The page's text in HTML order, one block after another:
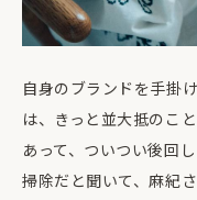
自身のブランドを手掛
は、きっと並大抵のこ
あって、ついつい後回
掃除だと聞いて、麻紀